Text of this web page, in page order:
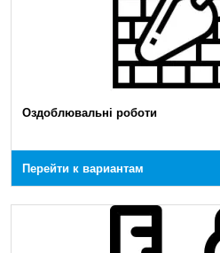
Оздоблювальні роботи
Перейти к вариантам